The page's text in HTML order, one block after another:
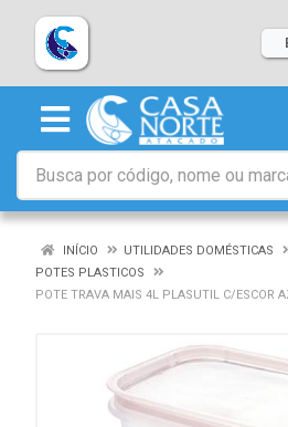
INÍCIO
UTILIDADES DOMÉSTICAS
POTES PLASTICOS
POTE TRAVA MAIS 4L PLASUTIL C/ESCOR